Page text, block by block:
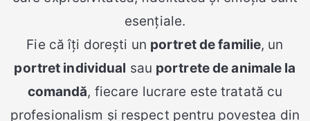
esențiale.
Fie că îți dorești un portret de familie, un
portret individual sau portrete de animale la
comandă, fiecare lucrare este tratată cu
profesionalism și respect pentru povestea din